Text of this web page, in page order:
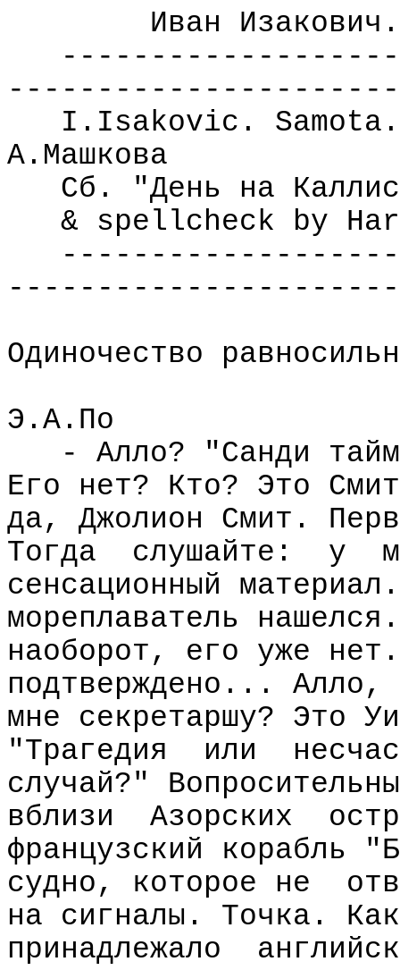
Иван
I.Isakovic.
А.Машкова
Сб. "День на
& spellcheck by
Одиночество
Э.А.По
- Алло? "Санди
Его нет? Кто? Это
да, Джолион Смит.
Тогда
слушайте: у
сенсационный
мореплаватель
наоборот, его уже
подтверждено... Алло,
мне секретаршу? Это
"Трагедия
или
случай?"
вблизи
Азорских
французский корабль
судно, которое не
на сигналы. Точка. Как
принадлежало